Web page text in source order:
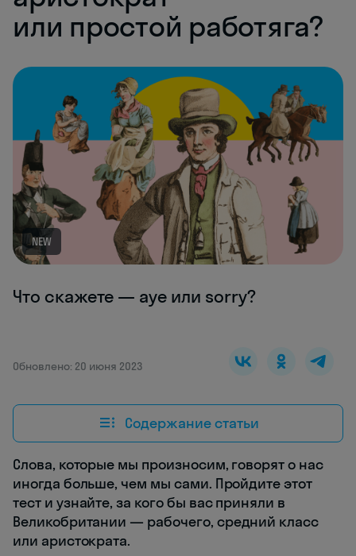
или простой работяга?
NEW
Что скажете — aye или sorry?
Обновлено: 20 июня 2023
Содержание статьи
Слова, которые мы произносим, говорят о нас
иногда больше, чем мы сами. Пройдите этот
тест и узнайте, за кого бы вас приняли в
Великобритании — рабочего, средний класс
или аристократа.